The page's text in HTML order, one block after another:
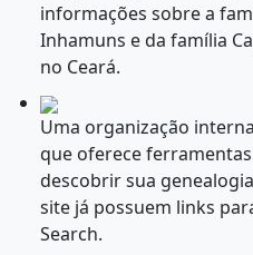
informações sobre a
Inhamuns e da família
no Ceará.
Uma organização
que oferece
descobrir sua
site já possuem links
Search.